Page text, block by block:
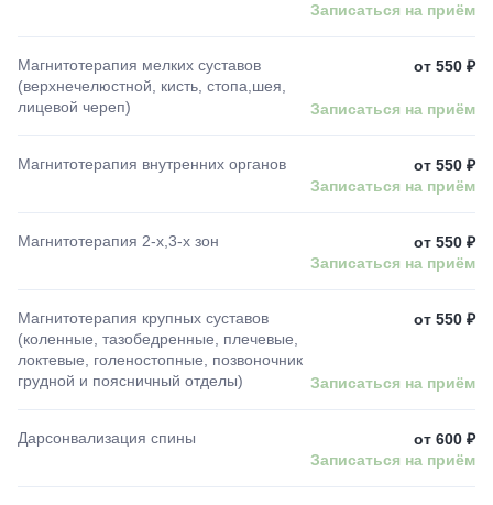
Записаться на приём
Магнитотерапия мелких суставов
(верхнечелюстной, кисть, стопа,шея,
лицевой череп)
от 550 ₽
Записаться на приём
Магнитотерапия внутренних органов
от 550 ₽
Записаться на приём
Магнитотерапия 2-х,3-х зон
от 550 ₽
Записаться на приём
Магнитотерапия крупных суставов
(коленные, тазобедренные, плечевые,
локтевые, голеностопные, позвоночник
грудной и поясничный отделы)
от 550 ₽
Записаться на приём
Дарсонвализация спины
от 600 ₽
Записаться на приём